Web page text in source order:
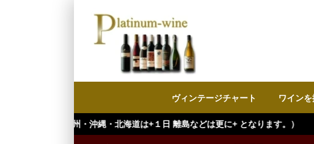
ヴィンテージチャート ワイン
・北海道は+１日 離島などは更に+ となります。）